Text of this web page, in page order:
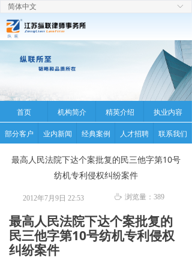
ꀅ
简体中文
首页 机构简介 精英介绍 执业内容
部分客户 业内新闻 经典案例 人才招聘 联系我们
最高人民法院下达个案批复的民三他字第10号
纺机专利侵权纠纷案件
最高人民法院下达个案批复的
民三他字第10号纺机专利侵权
纠纷案件
2012年7月9日 22:53 ꄘ 浏览量： 389